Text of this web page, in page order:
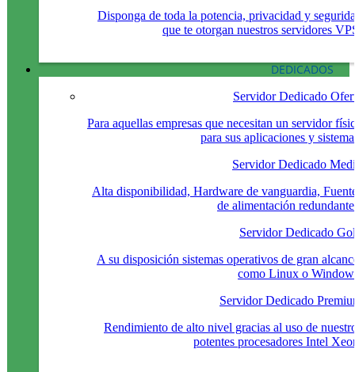
Disponga de toda la potencia, privacidad y
que te otorgan nuestros servidores
DEDICADOS
Servidor Dedicado
Para aquellas empresas que necesitan un servidor
para sus aplicaciones y
Servidor Dedicado
Alta disponibilidad, Hardware de vanguardia,
de alimentación
Servidor Dedicado
A su disposición sistemas operativos de gran
como Linux o
Servidor Dedicado
Rendimiento de alto nivel gracias al uso de
potentes procesadores Intel